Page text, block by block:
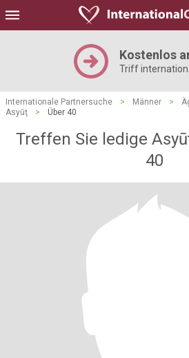
Kostenlos
Triff
Internationale Partnersuche > Männer >
Asyūţ
> Über 40
Treffen Sie ledige
40